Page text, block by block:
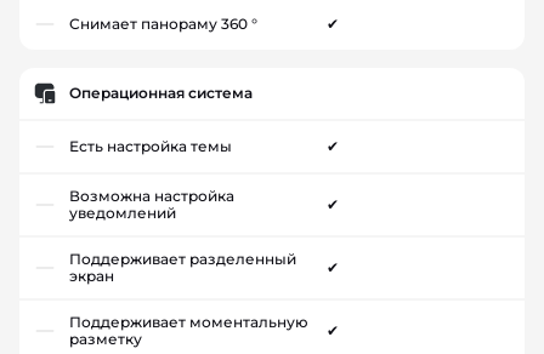
Снимает панораму 360 ° ✔
Операционная система
Есть настройка темы ✔
Возможна настройка
уведомлений
✔
Поддерживает разделенный
экран
✔
Поддерживает моментальную
разметку
✔